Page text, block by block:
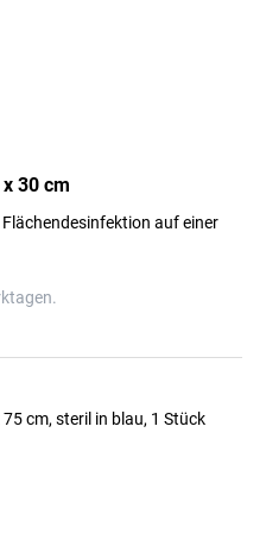
30 cm
auf einer